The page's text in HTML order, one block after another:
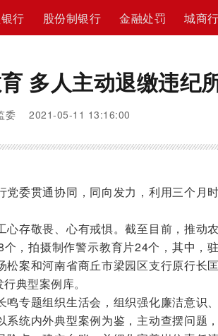
行 股份制银行 金融处罚 城商行
多人主动退缴违纪
委 2021-05-11 13:16:00
委贯通协同，同向发力，利用三个月
存敬畏、心有戒惧。截至目前，推动
，拍摄制作警示教育片24个，其中，
案和河南省商丘市梁园区支行原行长
典型案例库。
专题组织生活会，组织强化廉洁意识
统内外典型案例为鉴，主动查摆问题